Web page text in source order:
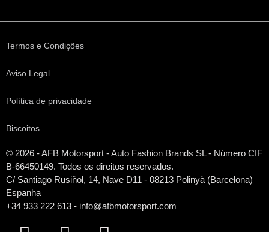
Termos e Condições
Aviso Legal
Política de privacidade
Biscoitos
© 2026 - AFB Motorsport - Auto Fashion Brands SL- Número CIF
B-66450149. Todos os direitos reservados.
C/ Santiago Rusiñol, 14, Nave D11 - 08213 Polinyà (Barcelona)
Espanha
+34 933 222 613 - info@afbmotorsport.com